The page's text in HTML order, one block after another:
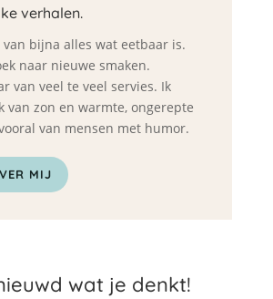
verhalen.
bijna alles wat eetbaar is.
naar nieuwe smaken.
van veel te veel servies. Ik
van zon en warmte, ongerepte
van mensen met humor.
MIJ
wat je denkt!